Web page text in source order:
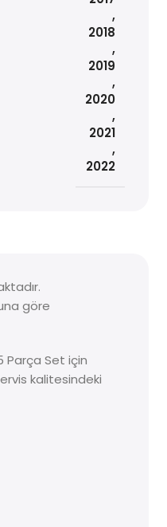
,
2018
,
2019
,
2020
,
2021
,
2022
göre
Parça Set için
kalitesindeki